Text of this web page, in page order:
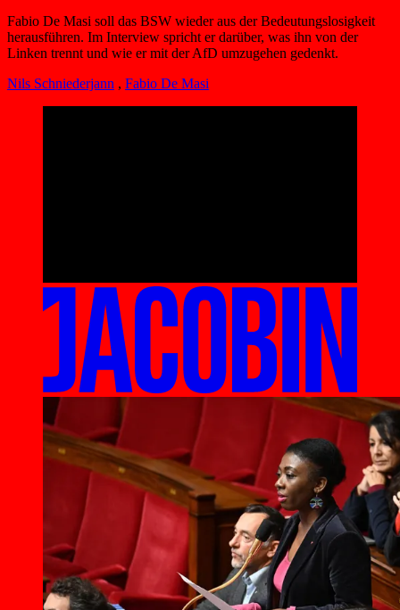
Fabio De Masi soll das BSW wieder aus der Bedeutungslosigkeit
herausführen. Im Interview spricht er darüber, was ihn von der
Linken trennt und wie er mit der AfD umzugehen gedenkt.
Nils Schniederjann , Fabio De Masi